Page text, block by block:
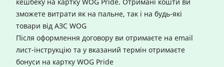
зможете витрати як на пальне, так і на будь-які
товари від АЗС WOG
Після оформлення договору ви отримаєте на email
лист-інструкцію та у вказаний термін отримаєте
бонуси на картку WOG Pride